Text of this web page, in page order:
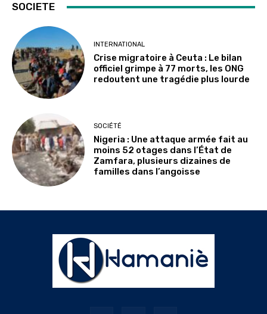
SOCIETE
INTERNATIONAL
Crise migratoire à Ceuta : Le bilan
officiel grimpe à 77 morts, les ONG
redoutent une tragédie plus lourde
SOCIÉTÉ
Nigeria : Une attaque armée fait au
moins 52 otages dans l’État de
Zamfara, plusieurs dizaines de
familles dans l’angoisse